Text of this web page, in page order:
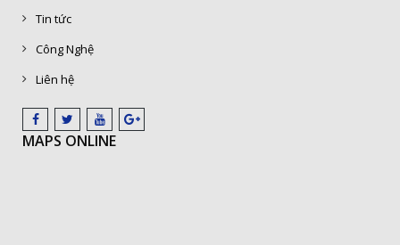
Tin tức
Công Nghệ
Liên hệ
MAPS ONLINE